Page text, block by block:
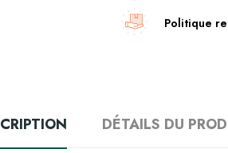
Politique
DÉTAILS DU